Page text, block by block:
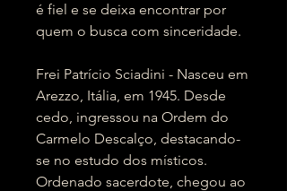
é fiel e se deixa encontrar por
quem o busca com sinceridade.
Frei Patrício Sciadini - Nasceu em
Arezzo, Itália, em 1945. Desde
cedo, ingressou na Ordem do
Carmelo Descalço, destacando-
se no estudo dos místicos.
Ordenado sacerdote, chegou ao